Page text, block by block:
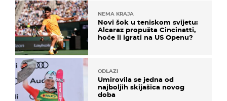
NEMA KRAJA
Novi šok u teniskom svijetu:
Alcaraz propušta Cincinatti,
hoće li igrati na US Openu?
ODLAZI
Umirovila se jedna od
najboljih skijašica novog
doba